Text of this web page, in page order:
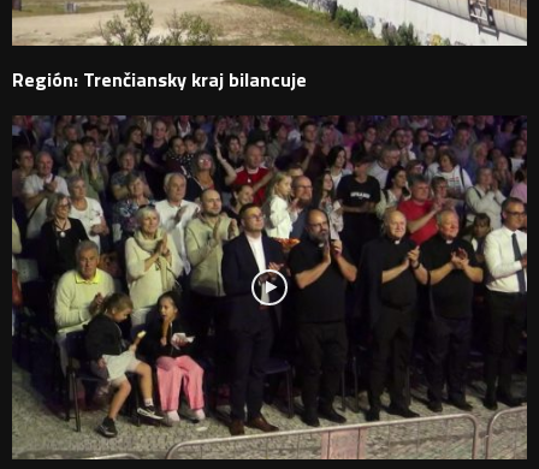
Región: Trenčiansky kraj bilancuje